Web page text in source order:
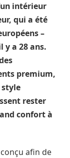
intérieur
qui a été
–
y a 28 ans.
premium,
rester
confort à
afin de